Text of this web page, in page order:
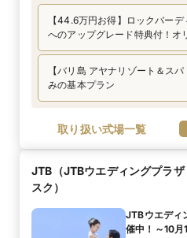
【44.6万円お得】ロックバー
へのアップグレード特典付！オ
【バリ島 アヤナリゾート＆ス
みの基本プラン
取り扱い式場一覧
JTB（JTBウエディングプラ
スク）
JTBウエディ
催中！～10